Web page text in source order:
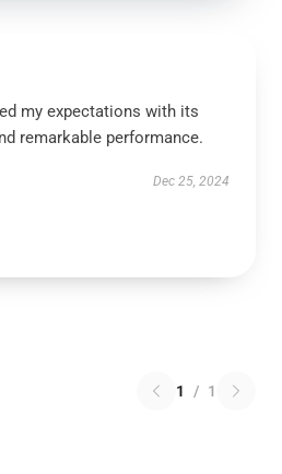
my expectations with its
remarkable performance.
Dec 25, 2024
1 / 1